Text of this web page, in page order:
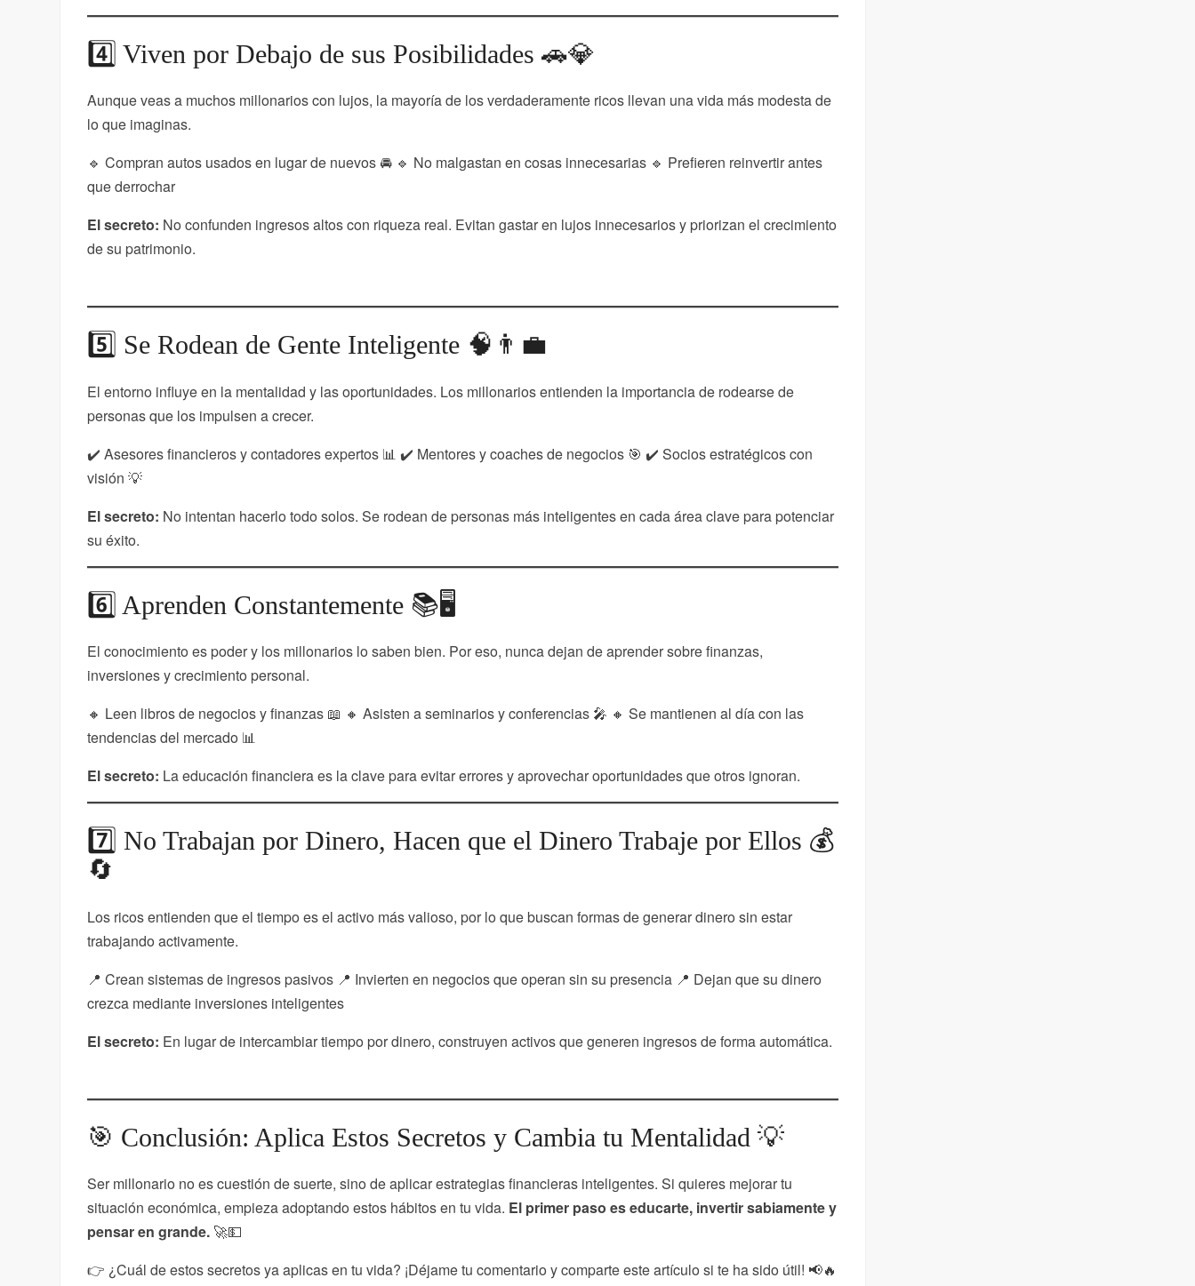
4️⃣ Viven por Debajo de sus Posibilidades 🚗💎
Aunque veas a muchos millonarios con lujos, la mayoría de los verdaderamente ricos llevan una vida más modesta de
lo que imaginas.
🔹 Compran autos usados en lugar de nuevos 🚘 🔹 No malgastan en cosas innecesarias 🔹 Prefieren reinvertir antes
que derrochar
El secreto: No confunden ingresos altos con riqueza real. Evitan gastar en lujos innecesarios y priorizan el crecimiento
de su patrimonio.
5️⃣ Se Rodean de Gente Inteligente 🧠👨‍💼
El entorno influye en la mentalidad y las oportunidades. Los millonarios entienden la importancia de rodearse de
personas que los impulsen a crecer.
✔️ Asesores financieros y contadores expertos 📊 ✔️ Mentores y coaches de negocios 🎯 ✔️ Socios estratégicos con
visión 💡
El secreto: No intentan hacerlo todo solos. Se rodean de personas más inteligentes en cada área clave para potenciar
su éxito.
6️⃣ Aprenden Constantemente 📚🖥️
El conocimiento es poder y los millonarios lo saben bien. Por eso, nunca dejan de aprender sobre finanzas,
inversiones y crecimiento personal.
🔸 Leen libros de negocios y finanzas 📖 🔸 Asisten a seminarios y conferencias 🎤 🔸 Se mantienen al día con las
tendencias del mercado 📊
El secreto: La educación financiera es la clave para evitar errores y aprovechar oportunidades que otros ignoran.
7️⃣ No Trabajan por Dinero, Hacen que el Dinero Trabaje por Ellos 💰
🔄
Los ricos entienden que el tiempo es el activo más valioso, por lo que buscan formas de generar dinero sin estar
trabajando activamente.
📍 Crean sistemas de ingresos pasivos 📍 Invierten en negocios que operan sin su presencia 📍 Dejan que su dinero
crezca mediante inversiones inteligentes
El secreto: En lugar de intercambiar tiempo por dinero, construyen activos que generen ingresos de forma automática.
🎯 Conclusión: Aplica Estos Secretos y Cambia tu Mentalidad 💡
Ser millonario no es cuestión de suerte, sino de aplicar estrategias financieras inteligentes. Si quieres mejorar tu
situación económica, empieza adoptando estos hábitos en tu vida. El primer paso es educarte, invertir sabiamente y
pensar en grande. 🚀💵
👉 ¿Cuál de estos secretos ya aplicas en tu vida? ¡Déjame tu comentario y comparte este artículo si te ha sido útil! 📢🔥